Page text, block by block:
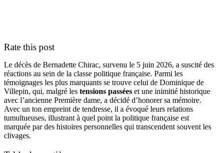
Rate this post
Le décès de Bernadette Chirac, survenu le 5 juin 2026, a suscité des
réactions au sein de la classe politique française. Parmi les
témoignages les plus marquants se trouve celui de Dominique de
Villepin, qui, malgré les tensions passées et une inimitié historique
avec l’ancienne Première dame, a décidé d’honorer sa mémoire.
Avec un ton empreint de tendresse, il a évoqué leurs relations
tumultueuses, illustrant à quel point la politique française est
marquée par des histoires personnelles qui transcendent souvent les
clivages.